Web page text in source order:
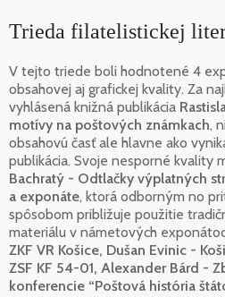
Trieda filatelistickej
V tejto triede boli hodnotené 4
obsahovej aj grafickej kvality. Za
vyhlásená knižná publikácia
motívy na poštových známkach,
obsahovú časť ale hlavne ako
publikácia. Svoje nesporné kvality
Bachratý - Odtlačky výplatných
a exponáte, ktorá odborným no
spôsobom približuje použitie
materiálu v námetových
ZKF VR Košice, Dušan Evinic -
ZSF KF 54-01, Alexander Bárd -
konferencie “Poštová história